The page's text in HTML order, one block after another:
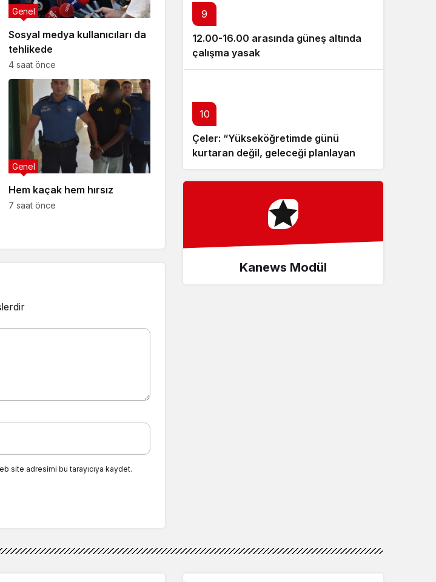
Sosyal medya kullanıcıları da
tehlikede
Genel
4 saat önce
Hem kaçak hem hırsız
Genel
7 saat önce
site adresimi bu tarayıcıya kaydet.
9
12.00-16.00 arasında güneş altında
çalışma yasak
10
Çeler: “Yükseköğretimde günü
kurtaran değil, geleceği planlayan
Kanews Modül